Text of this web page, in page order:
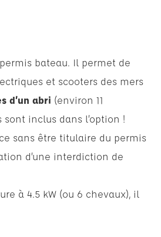
bateau. Il permet de
et scooters des mers
d’un abri (environ 11
sont inclus dans l’option !
sans être titulaire du permis
d’une interdiction de
à 4.5 kW (ou 6 chevaux), il